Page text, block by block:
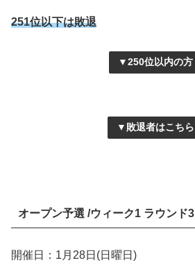
251位以下は敗退
▼250位以内の方
▼敗退者はこちら
オープン予選 /ウィーク1 ラウンド3
開催日：1月28日(日曜日)